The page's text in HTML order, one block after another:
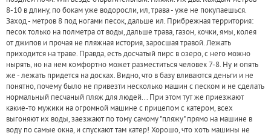
8-10 в длину, по бокам уже водоросли, ил, трава - уже не покупаешься.
Заход - метров 8 под ногами песок, дальше ил. Прибрежная территория:
песок только на полметра от воды, дальше трава, газон, кочки, ямы, колея
от джипов и прочая не пляжная история, заросшая травой. Лежать
приходится на траве. Правда, есть досчатый пирс в озеро, с него можно
нырять, но на нем комфортно может разместиться человек 7-8. Ну и опять
же - лежать придется на досках. Видно, что в базу вливаются деньги и не
понятно, почему было не привезти несколько машин с песком и не сделать
нормальный песчаный пляж для людей... При этом тут же приезжают
какие-то мужики на огромной машине с прицепом с катером, всех
выгоняют их воды, заезжают по тому самому "пляжу" прямо на машине в
воду по самые окна, и спускают там катер! Хорошо, что хоть машины не